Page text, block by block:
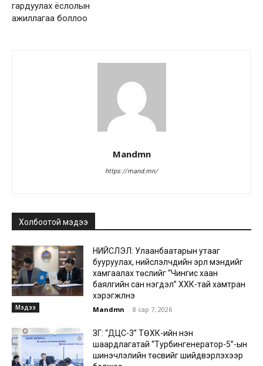
гардуулах ёслолын
ажиллагаа боллоо
Mandmn
https://mand.mn/
Холбоотой мэдээ
Мэдээ
НИЙСЛЭЛ: Улаанбаатарын утааг
бууруулах, нийслэлчүүдийн эрүүл мэндийг
хамгаалах төслийг “Чингис хаан
баялгийн сан нэгдэл” ХХК-тай хамтран
хэрэгжүүлнэ
Mandmn - 8 сар 7, 2026
ЗГ: “ДЦС-3” ТӨХК-ийн нэн
шаардлагатай “Турбингенератор-5”-ын
шинэчлэлийн төсвийг шийдвэрлэхээр